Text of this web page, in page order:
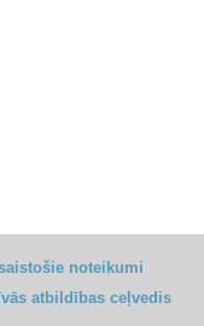
noteikumi
atbildības ceļvedis